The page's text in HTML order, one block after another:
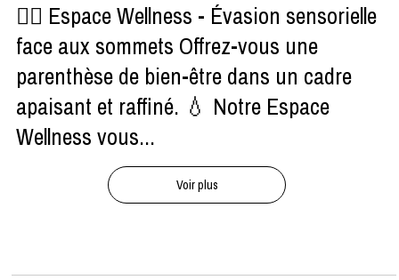
🧖‍♀️ Espace Wellness - Évasion sensorielle
face aux sommets Offrez-vous une
parenthèse de bien-être dans un cadre
apaisant et raffiné. 💧​ Notre Espace
Wellness vous...
Voir plus